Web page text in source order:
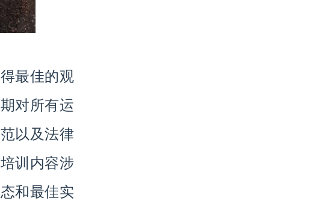
最佳的观
对所有运
以及法律
训内容涉
和最佳实